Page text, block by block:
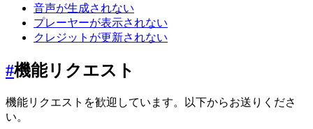
音声が生成されない
プレーヤーが表示されない
クレジットが更新されない
#機能リクエスト
機能リクエストを歓迎しています。以下からお送りくださ
い。